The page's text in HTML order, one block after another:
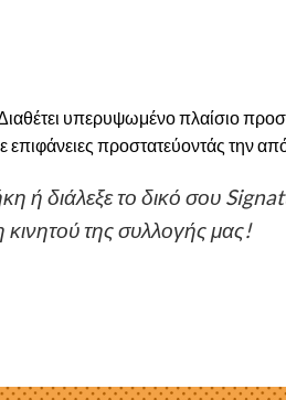
υπερυψωμένο πλαίσιο
προστατεύοντάς την από
ή διάλεξε το δικό σου
της συλλογής μας!